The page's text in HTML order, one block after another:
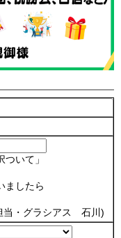
ついて」
ましたら
・グラシアス 石川)